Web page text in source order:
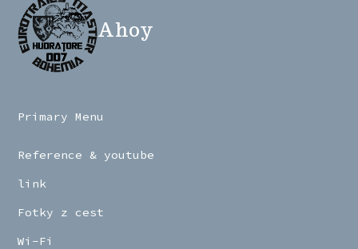
Ahoy
Primary Menu
Reference & youtube
link
Fotky z cest
Wi-Fi